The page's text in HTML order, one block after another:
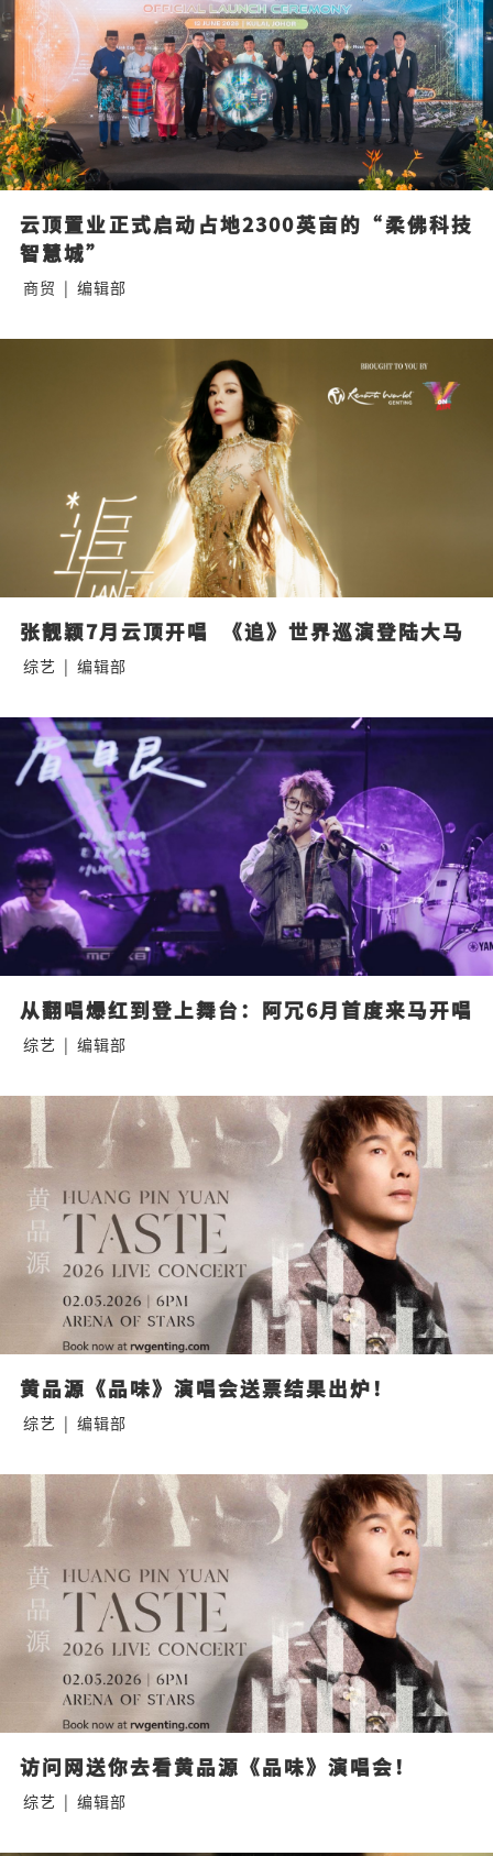
云顶置业正式启动占地2300英亩的“柔佛科技
智慧城”
商贸 | 编辑部
张靓颖7月云顶开唱  《追》世界巡演登陆大马
综艺 | 编辑部
从翻唱爆红到登上舞台：阿冗6月首度来马开唱
综艺 | 编辑部
黄品源《品味》演唱会送票结果出炉！
综艺 | 编辑部
访问网送你去看黄品源《品味》演唱会！
综艺 | 编辑部